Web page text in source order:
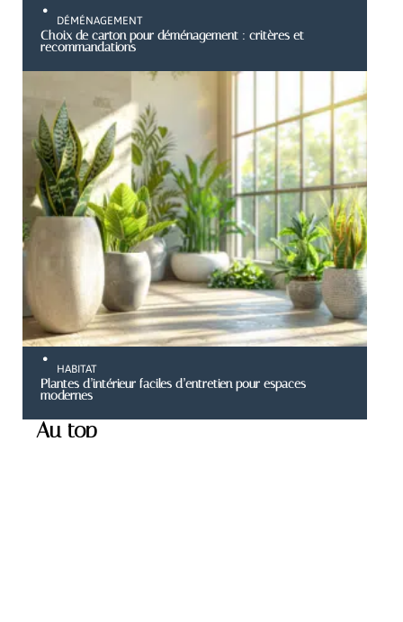
DÉMÉNAGEMENT
Choix de carton pour déménagement : critères et
recommandations
HABITAT
Plantes d’intérieur faciles d’entretien pour espaces
modernes
Au top